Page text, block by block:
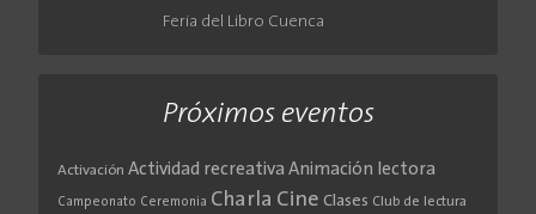
Feria del Libro Cuenca
Próximos eventos
Activación Actividad recreativa Animación lectora
Campeonato Ceremonia Charla Cine Clases Club de lectura